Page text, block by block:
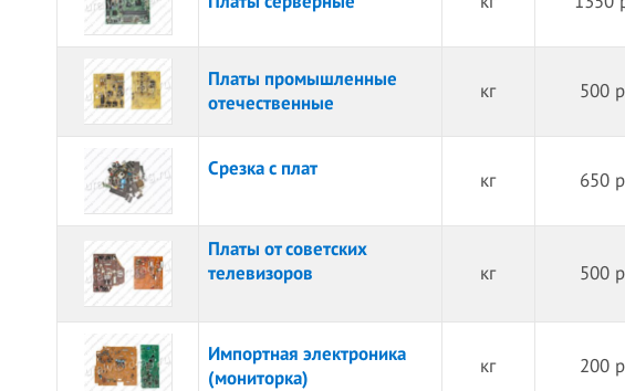
Платы промышленные
отечественные
кг 500
Срезка с плат
кг 650
Платы от советских
телевизоров
кг 500
Импортная электроника
(мониторка)
кг 200